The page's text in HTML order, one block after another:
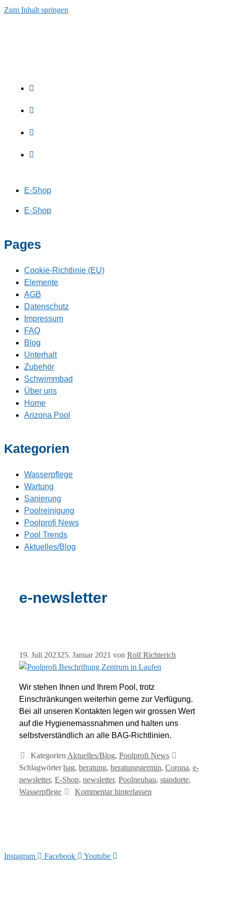
Zum Inhalt springen
E-Shop
E-Shop
Pages
Cookie-Richtlinie (EU)
Elemente
AGB
Datenschutz
Impressum
FAQ
Blog
Unterhalt
Zubehör
Schwimmbad
Über uns
Home
Arizona Pool
Kategorien
Wasserpflege
Wartung
Sanierung
Poolreinigung
Poolprofi News
Pool Trends
Aktuelles/Blog
e-newsletter
19. Juli 202325. Januar 2021 von Rolf Richterich
Wir stehen Ihnen und Ihrem Pool, trotz
Einschränkungen weiterhin gerne zur Verfügung.
Bei all unseren Kontakten legen wir grossen Wert
auf die Hygienemassnahmen und halten uns
selbstverständlich an alle BAG-Richtlinien.
Kategorien Aktuelles/Blog, Poolprofi News
Schlagwörterbag, beratung, beratungstermin, Corona, e-
newsletter, E-Shop, newsletter, Poolneubau, standorte,
Wasserpflege
Kommentar hinterlassen
Instagram Facebook Youtube